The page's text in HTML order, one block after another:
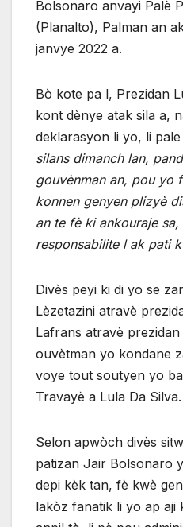
Bolsonaro anvayi Palè
(Planalto), Palman an
janvye 2022 a.
Bò kote pa l, Prezidan
kont dènye atak sila a,
deklarasyon li yo, li
silans dimanch lan,
gouvènman an, pou yo
konnen genyen plizyè
an te fè ki ankouraje
responsabilite l ak pati
Divès peyi ki di yo se
Lèzetazini atravè
Lafrans atravè
ouvètman yo kondane
voye tout soutyen yo
Travayè a Lula Da Silva.
Selon apwòch divès
patizan Jair Bolsonaro
depi kèk tan, fè kwè
lakòz fanatik li yo ap aji